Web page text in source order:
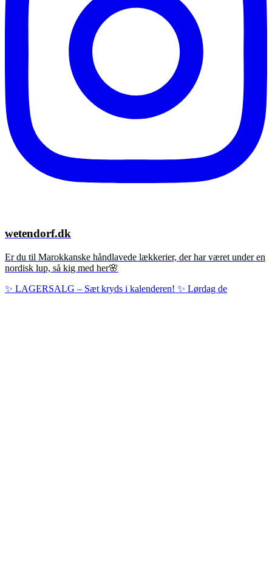
wetendorf.dk
Er du til Marokkanske håndlavede lækkerier, der har været under en
nordisk lup, så kig med her🌸
✨ LAGERSALG – Sæt kryds i kalenderen! ✨ Lørdag de